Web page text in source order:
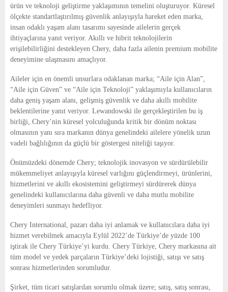
ürün ve teknoloji geliştirme yaklaşımının temelini oluşturuyor. Küresel
ölçekte standartlaştırılmış güvenlik anlayışıyla hareket eden marka,
insan odaklı yaşam alanı tasarımı sayesinde ailelerin gerçek
ihtiyaçlarına yanıt veriyor. Akıllı ve hibrit teknolojilerin
erişilebilirliğini destekleyen Chery, daha fazla ailenin premium mobilite
deneyimine ulaşmasını amaçlıyor.
Aileler için en önemli unsurlara odaklanan marka; “Aile için Alan”,
“Aile için Güven” ve “Aile için Teknoloji” yaklaşımıyla kullanıcıların
daha geniş yaşam alanı, gelişmiş güvenlik ve daha akıllı mobilite
beklentilerine yanıt veriyor. Lewandowski ile gerçekleştirilen bu iş
birliği, Chery’nin küresel yolculuğunda kritik bir dönüm noktası
olmasının yanı sıra markanın dünya genelindeki ailelere yönelik uzun
vadeli bağlılığının da güçlü bir göstergesi niteliği taşıyor.
Önümüzdeki dönemde Chery; teknolojik inovasyon ve sürdürülebilir
mükemmeliyet anlayışıyla küresel varlığını güçlendirmeyi, ürünlerini,
hizmetlerini ve akıllı ekosistemini geliştirmeyi sürdürerek dünya
genelindeki kullanıcılarına daha güvenli ve daha mutlu mobilite
deneyimleri sunmayı hedefliyor.
Chery International, pazarı daha iyi anlamak ve kullanıcılara daha iyi
hizmet verebilmek amacıyla Eylül 2022’de Türkiye’de yüzde 100
iştirak ile Chery Türkiye’yi kurdu. Chery Türkiye, Chery markasına ait
tüm model ve yedek parçaların Türkiye’deki lojistiği, satışı ve satış
sonrası hizmetlerinden sorumludur.
Şirket, tüm ticari satışlardan sorumlu olmak üzere; satış, satış sonrası,